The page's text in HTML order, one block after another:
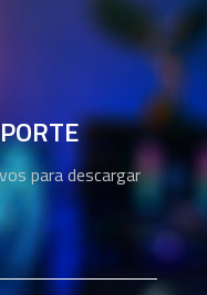
para descargar